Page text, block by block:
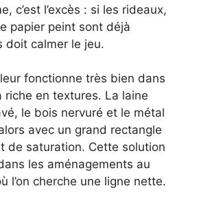
c’est l’excès : si les rideaux,
papier peint sont déjà
doit calmer le jeu.
fonctionne très bien dans
riche en textures. La laine
le bois nervuré et le métal
avec un grand rectangle
de saturation. Cette solution
les aménagements au
l’on cherche une ligne nette.